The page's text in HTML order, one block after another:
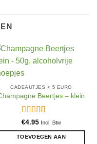
CADEAUTJES < 5 EURO
Beertjes – klein
Gewaardeerd
5uit 5
€4.95 Incl. Btw
TOEVOEGEN AAN